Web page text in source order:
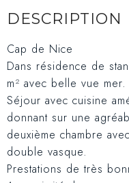
DESCRIPTION
Cap de Nice
Dans résidence de
m² avec belle vue mer.
Séjour avec cuisine
donnant sur une
deuxième chambre
double vasque.
Prestations de très